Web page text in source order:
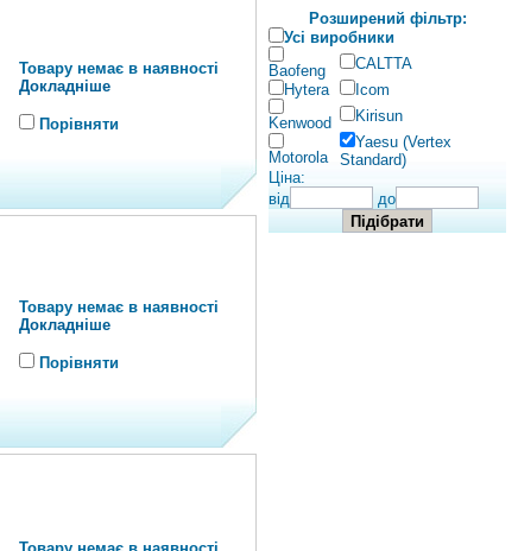
Товару немає в наявності
Докладніше
Порівняти
Товару немає в наявності
Докладніше
Порівняти
Розширений фільтр:
Усі виробники
Baofeng
CALTTA
Hytera
Icom
Kenwood
Kirisun
Motorola
Yaesu (Vertex
Standard)
Ціна:
від
до